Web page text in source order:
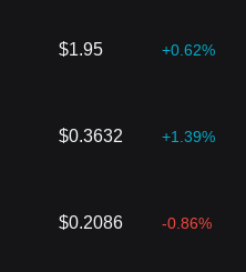
$1.95 +0.62%
$0.3632 +1.39%
$0.2086 -0.86%